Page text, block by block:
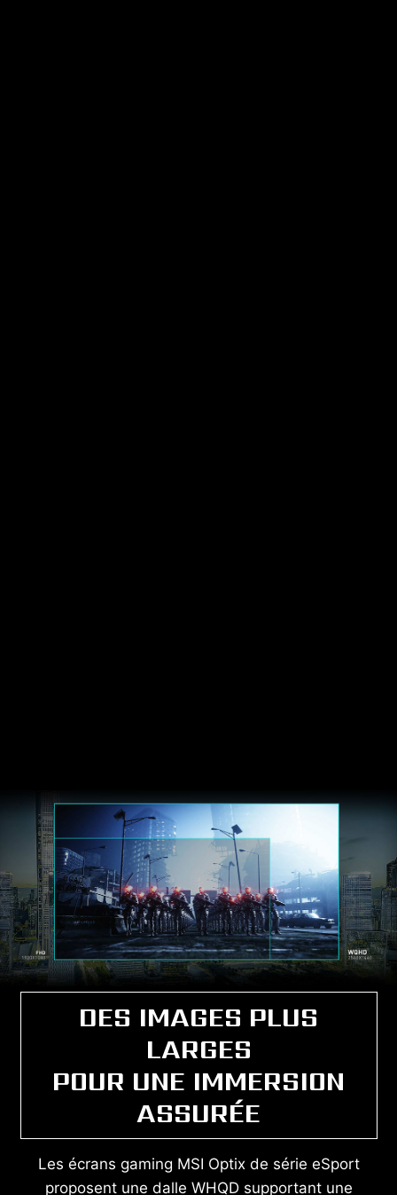
DES IMAGES PLUS
LARGES
POUR UNE IMMERSION
ASSURÉE
Les écrans gaming MSI Optix de série eSport
proposent une dalle WHQD supportant une